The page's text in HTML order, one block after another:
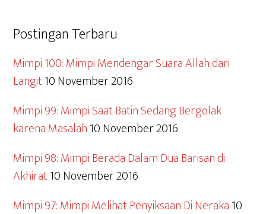
Postingan Terbaru
Mimpi 100: Mimpi Mendengar Suara Allah dari
Langit10 November 2016
Mimpi 99: Mimpi Saat Batin Sedang Bergolak
karena Masalah10 November 2016
Mimpi 98: Mimpi Berada Dalam Dua Barisan di
Akhirat10 November 2016
Mimpi 97: Mimpi Melihat Penyiksaan Di Neraka10